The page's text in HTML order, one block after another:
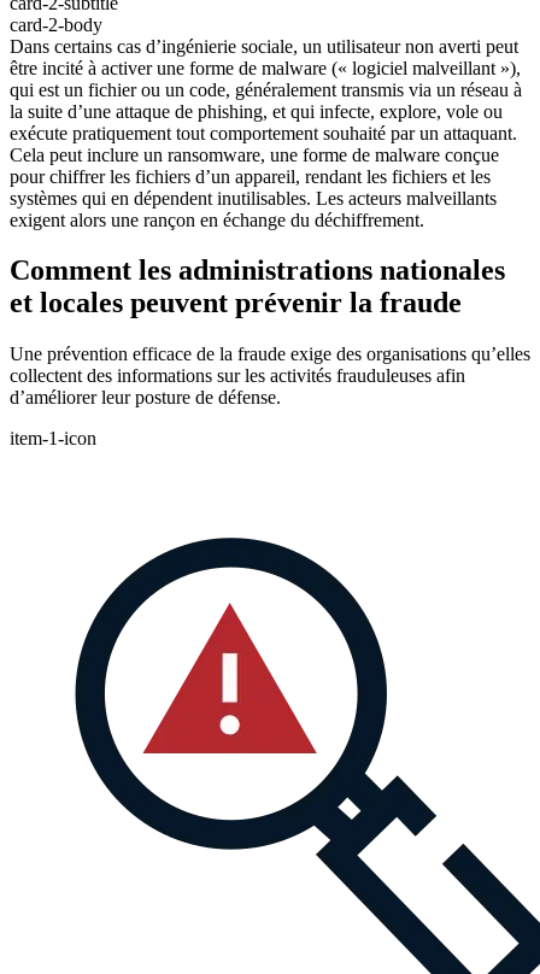
card-2-body
Dans certains cas d’ingénierie sociale, un utilisateur non averti peut
être incité à activer une forme de malware (« logiciel malveillant »),
qui est un fichier ou un code, généralement transmis via un réseau à
la suite d’une attaque de phishing, et qui infecte, explore, vole ou
exécute pratiquement tout comportement souhaité par un attaquant.
Cela peut inclure un ransomware, une forme de malware conçue
pour chiffrer les fichiers d’un appareil, rendant les fichiers et les
systèmes qui en dépendent inutilisables. Les acteurs malveillants
exigent alors une rançon en échange du déchiffrement.
Comment les administrations nationales
et locales peuvent prévenir la fraude
Une prévention efficace de la fraude exige des organisations qu’elles
collectent des informations sur les activités frauduleuses afin
d’améliorer leur posture de défense.
item-1-icon